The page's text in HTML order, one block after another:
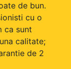
de bun.
cu o
ca sunt
calitate;
de 2